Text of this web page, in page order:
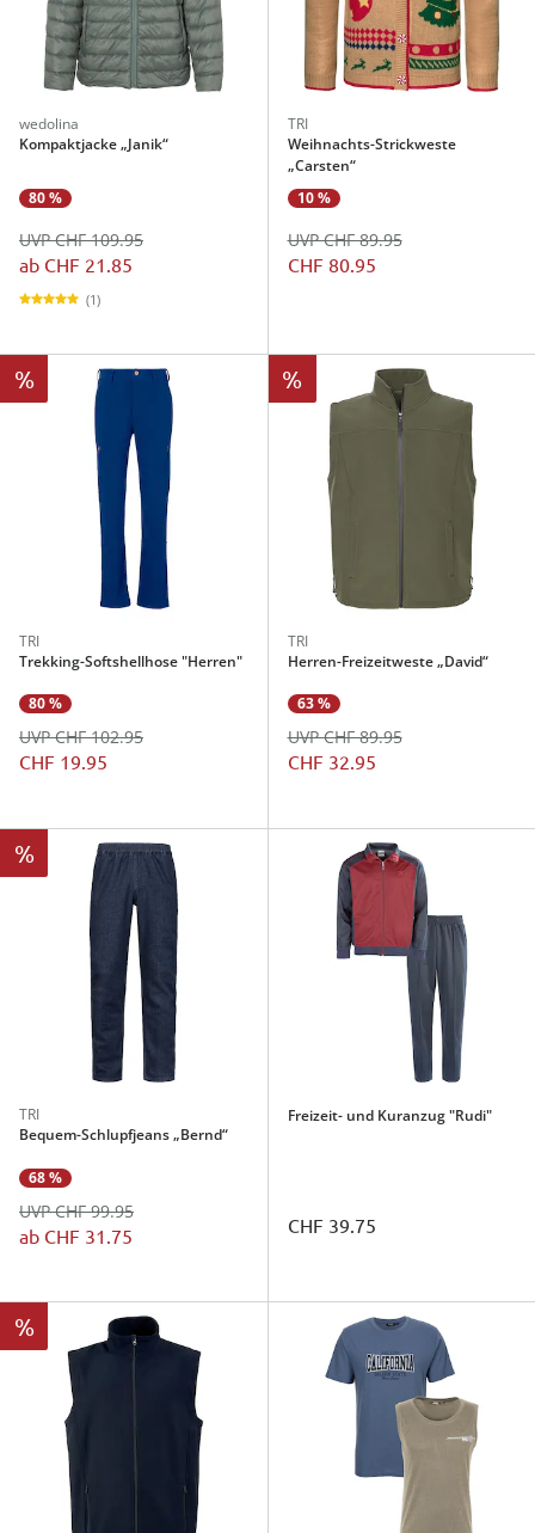
wedolina
Kompaktjacke „Janik“
80 %
ab CHF 21.85
UVP CHF 109.95
(1)
TRI
Weihnachts-Strickweste
„Carsten“
10 %
CHF 80.95
UVP CHF 89.95
%
TRI
Trekking-Softshellhose "Herren"
80 %
CHF 19.95
UVP CHF 102.95
%
TRI
Herren-Freizeitweste „David“
63 %
CHF 32.95
UVP CHF 89.95
%
TRI
Bequem-Schlupfjeans „Bernd“
68 %
ab CHF 31.75
UVP CHF 99.95
Freizeit- und Kuranzug "Rudi"
CHF 39.75
%